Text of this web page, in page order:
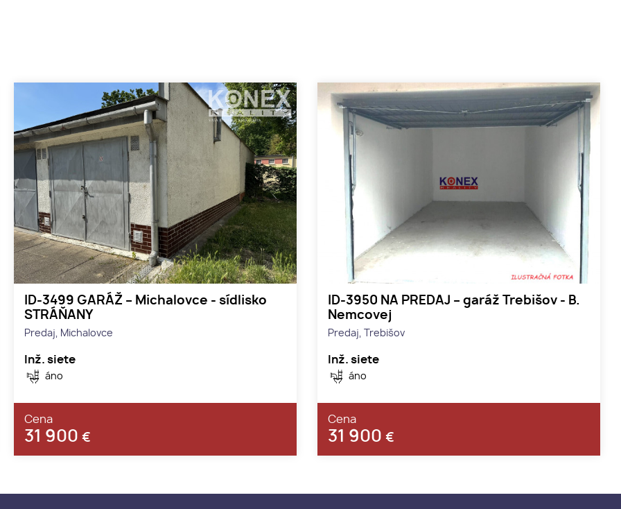
ID-3499 GARÁŽ – Michalovce - sídlisko
STRÁŇANY
Predaj, Michalovce
Inž. siete
áno
Cena
31 900 €
ID-3950 NA PREDAJ – garáž Trebišov - B.
Nemcovej
Predaj, Trebišov
Inž. siete
áno
Cena
31 900 €